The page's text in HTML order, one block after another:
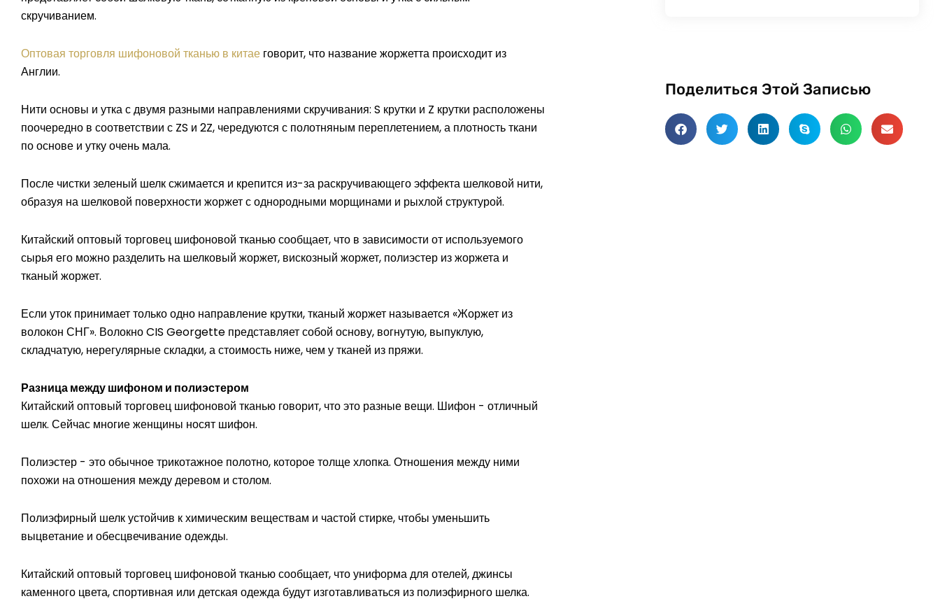
скручиванием.
Оптовая торговля шифоновой тканью в китае говорит, что название жоржетта происходит из
Англии.
Нити основы и утка с двумя разными направлениями скручивания: S крутки и Z крутки расположены
поочередно в соответствии с ZS и 2Z, чередуются с полотняным переплетением, а плотность ткани
по основе и утку очень мала.
После чистки зеленый шелк сжимается и крепится из-за раскручивающего эффекта шелковой нити,
образуя на шелковой поверхности жоржет с однородными морщинами и рыхлой структурой.
Китайский оптовый торговец шифоновой тканью сообщает, что в зависимости от используемого
сырья его можно разделить на шелковый жоржет, вискозный жоржет, полиэстер из жоржета и
тканый жоржет.
Если уток принимает только одно направление крутки, тканый жоржет называется «Жоржет из
волокон СНГ». Волокно CIS Georgette представляет собой основу, вогнутую, выпуклую,
складчатую, нерегулярные складки, а стоимость ниже, чем у тканей из пряжи.
Разница между шифоном и полиэстером
Китайский оптовый торговец шифоновой тканью говорит, что это разные вещи. Шифон - отличный
шелк. Сейчас многие женщины носят шифон.
Полиэстер - это обычное трикотажное полотно, которое толще хлопка. Отношения между ними
похожи на отношения между деревом и столом.
Полиэфирный шелк устойчив к химическим веществам и частой стирке, чтобы уменьшить
выцветание и обесцвечивание одежды.
Китайский оптовый торговец шифоновой тканью сообщает, что униформа для отелей, джинсы
каменного цвета, спортивная или детская одежда будут изготавливаться из полиэфирного шелка.
Поделиться Этой Записью